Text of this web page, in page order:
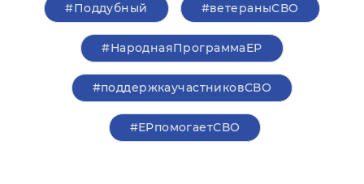
#Поддубный #ветераныСВО
#НароднаяПрограммаЕР
#поддержкаучастниковСВО
#ЕРпомогаетСВО